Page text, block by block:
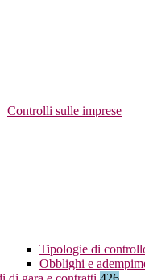
Controlli sulle imprese
Tipologie di
Obblighi e